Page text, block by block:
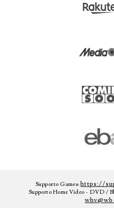
Supporto Games:https://
Supporto Home Video - DVD /